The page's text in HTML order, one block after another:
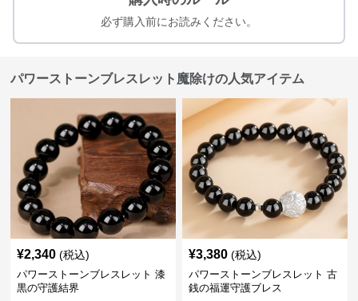
必ず購入前にお読みください。
パワーストーンブレスレット魔除けの人気アイテム
¥2,340 (税込)
パワーストーンブレスレット 漆
黒の守護結界
¥3,380 (税込)
パワーストーンブレスレット 古
銭の福運守護ブレス